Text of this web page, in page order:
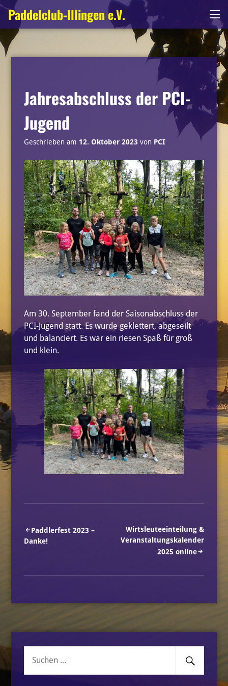
Zum
Inhalt
springen
Paddelclub-Illingen e.V.
Jahresabschluss der PCI-
Jugend
Geschrieben am 12. Oktober 2023 von PCI
Am 30. September fand der Saisonabschluss der
PCI-Jugend statt. Es wurde geklettert, abgeseilt
und balanciert. Es war ein riesen Spaß für groß
und klein.
Beitragsnavigation
Paddlerfest 2023 –
Danke!
Wirtsleuteeinteilung &
Veranstaltungskalender
2025 online
Suche
Senden